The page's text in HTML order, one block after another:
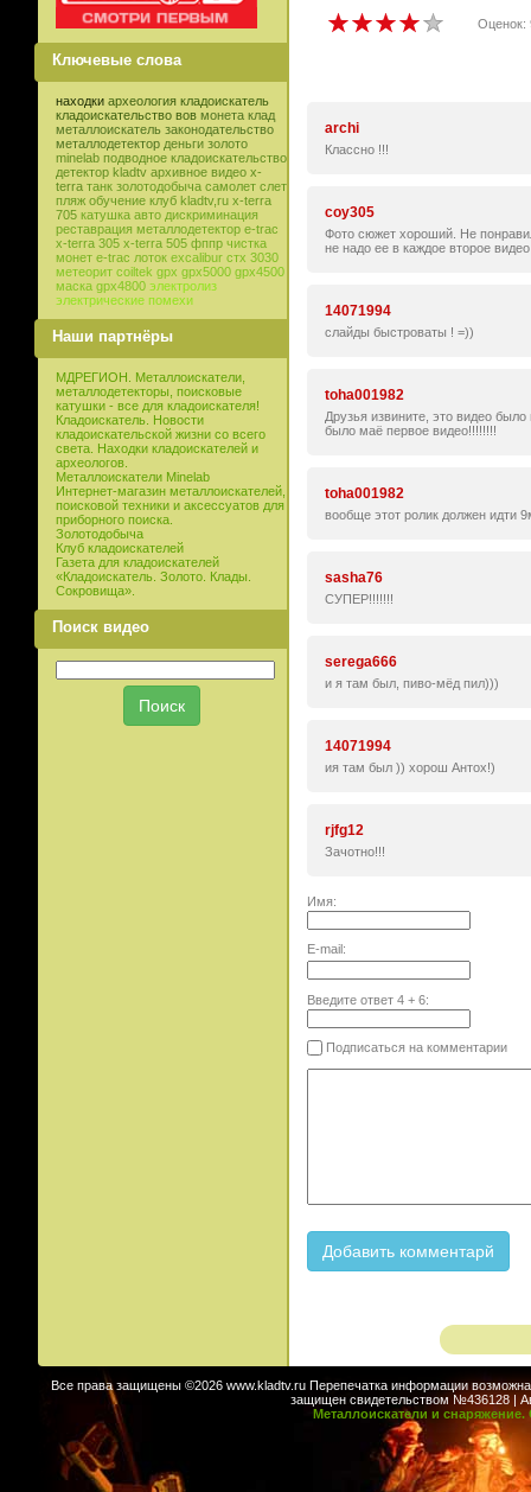
Ключевые слова
находки археология кладоискатель
кладоискательство вов монета клад
металлоискатель законодательство
металлодетектор деньги золото
minelab подводное кладоискательство
детектор kladtv архивное видео x-
terra танк золотодобыча самолет слет
пляж обучение клуб kladtv,ru x-terra
705 катушка авто дискриминация
реставрация металлодетектор e-trac
x-terra 305 x-terra 505 фппр чистка
монет e-trac лоток excalibur стх 3030
метеорит coiltek gpx gpx5000 gpx4500
маска gpx4800 электролиз
электрические помехи
Наши партнёры
МДРЕГИОН. Металлоискатели,
металлодетекторы, поисковые
катушки - все для кладоискателя!
Кладоискатель. Новости
кладоискательской жизни со всего
света. Находки кладоискателей и
археологов.
Металлоискатели Minelab
Интернет-магазин металлоискателей,
поисковой техники и аксессуатов для
приборного поиска.
Золотодобыча
Клуб кладоискателей
Газета для кладоискателей
«Кладоискатель. Золото. Клады.
Сокровища».
Поиск видео
Оценок:
archi
Классно !!!
coy305
Фото сюжет хороший. Не
не надо ее в каждое второе
14071994
слайды быстроваты ! =))
toha001982
Друзья извините, это видео
было маё первое видео!!!!!!!!
toha001982
вообще этот ролик должен идти
sasha76
СУПЕР!!!!!!!
serega666
и я там был, пиво-мёд пил)))
14071994
ия там был )) хорош Антох!)
rjfg12
Зачотно!!!
Имя:
E-mail:
Введите ответ 4+ 6:
Подписаться на комментарии
Все права защищены ©2026 www.kladtv.ru Перепечатка информации возможна
защищен свидетельством №436128 |
Металлоискатели и